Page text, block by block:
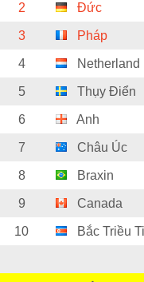
2 Đức
3 Pháp
4 Netherland
5 Thụy Điển
6 Anh
7 Châu Úc
8 Braxin
9 Canada
10 Bắc Triều